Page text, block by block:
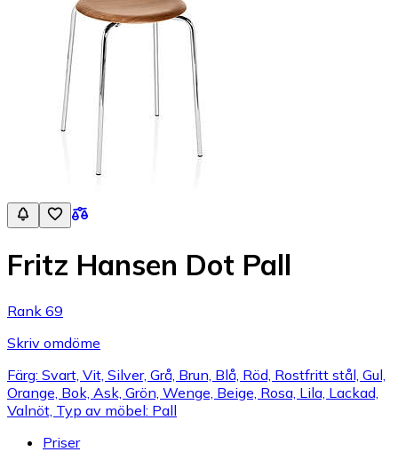
Fritz Hansen Dot Pall
Rank 69
Skriv omdöme
Färg: Svart, Vit, Silver, Grå, Brun, Blå, Röd, Rostfritt stål, Gul,
Orange, Bok, Ask, Grön, Wenge, Beige, Rosa, Lila, Lackad,
Valnöt, Typ av möbel: Pall
Priser